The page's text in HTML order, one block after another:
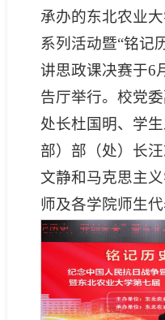
承办的东北农业
系列活动暨“铭记
讲思政课决赛于6
告厅举行。 校党
处长杜国明、学
部） 部（处）长
文静和马克思主
师及各学院师生代